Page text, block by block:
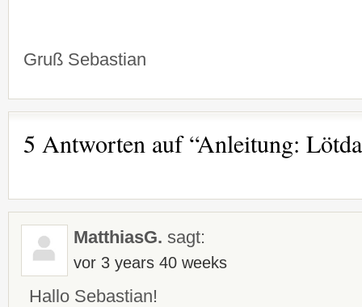
Gruß Sebastian
5 Antworten auf “Anleitung:
MatthiasG. sagt:
vor 3 years 40 weeks
Hallo Sebastian!